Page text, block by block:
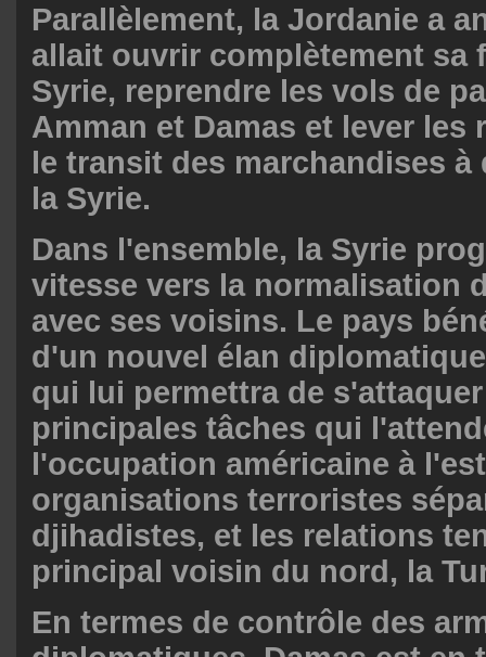
Parallèlement, la Jordanie a
allait ouvrir complètement sa
Syrie, reprendre les vols de
Amman et Damas et lever
le transit des marchandises
la Syrie.
Dans l'ensemble, la Syrie
vitesse vers la normalisation
avec ses voisins. Le pays
d'un nouvel élan
qui lui permettra de
principales tâches qui
l'occupation américaine à
organisations terroristes
djihadistes, et les relations
principal voisin du nord, la
En termes de contrôle des